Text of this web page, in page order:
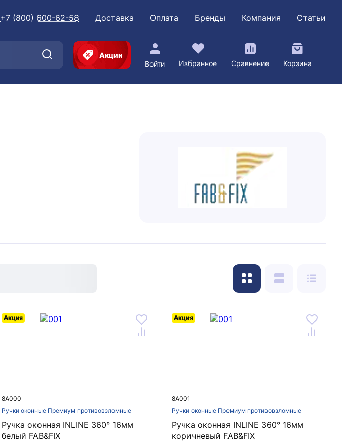
+7 (800) 600-62-58 Доставка Оплата Бренды Компания Статьи
Акции
Войти
Избранное Сравнение Корзина
8A000
Ручки оконные Премиум противовзломные
Акция
Ручка оконная INLINE 360° 16мм
белый FAB&FIX
8A001
Ручки оконные Премиум противовзломные
Акция
Ручка оконная INLINE 360° 16мм
коричневый FAB&FIX